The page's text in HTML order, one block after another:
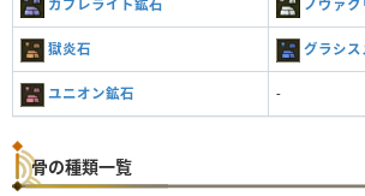
カブレライト鉱石 ノヴァ
獄炎石 グラシス
ユニオン鉱石 -
骨の種類一覧